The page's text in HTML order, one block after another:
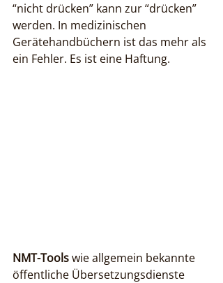
“nicht drücken” kann zur “drücken”
werden. In medizinischen
Gerätehandbüchern ist das mehr als
ein Fehler. Es ist eine Haftung.
NMT-Tools wie allgemein bekannte
öffentliche Übersetzungsdienste